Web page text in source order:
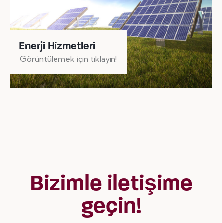
Enerji Hizmetleri
Görüntülemek için tıklayın!
Bizimle iletişime
geçin!